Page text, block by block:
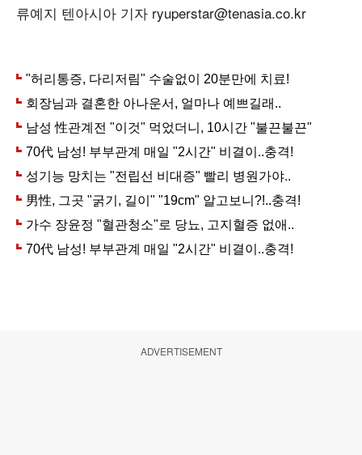
류예지 텐아시아 기자 ryuperstar@tenasia.co.kr
ADVERTISEMENT